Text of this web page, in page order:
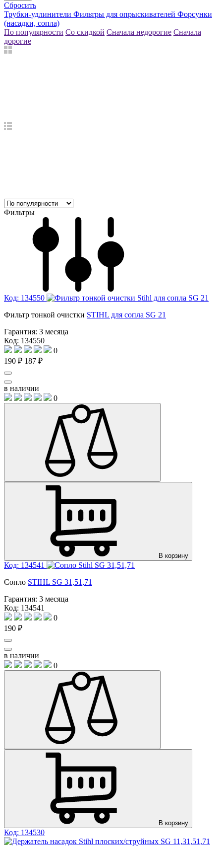
Сбросить
Трубки-удлинители Фильтры для опрыскивателей Форсунки
(насадки, сопла)
По популярности Со скидкой Сначала недорогие Сначала
дорогие
Фильтры
Код: 134550
Фильтр тонкой очистки STIHL для сопла SG 21
Гарантия: 3 месяца
Код: 134550
0
190 ₽ 187 ₽
в наличии
0
В корзину
Код: 134541
Сопло STIHL SG 31,51,71
Гарантия: 3 месяца
Код: 134541
0
190 ₽
в наличии
0
В корзину
Код: 134530